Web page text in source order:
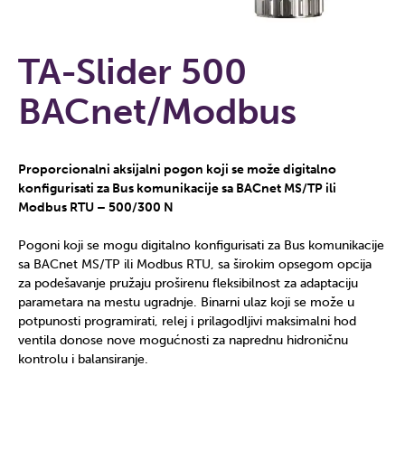
TA-Slider 500
BACnet/Modbus
Proporcionalni aksijalni pogon koji se može digitalno
konfigurisati za Bus komunikacije sa BACnet MS/TP ili
Modbus RTU – 500/300 N
Pogoni koji se mogu digitalno konfigurisati za Bus komunikacije
sa BACnet MS/TP ili Modbus RTU, sa širokim opsegom opcija
za podešavanje pružaju proširenu fleksibilnost za adaptaciju
parametara na mestu ugradnje. Binarni ulaz koji se može u
potpunosti programirati, relej i prilagodljivi maksimalni hod
ventila donose nove mogućnosti za naprednu hidroničnu
kontrolu i balansiranje.